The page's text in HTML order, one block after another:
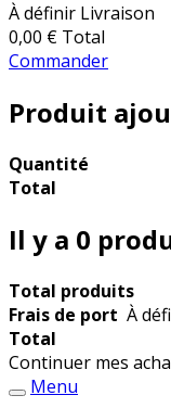
À définir Livraison
0,00 € Total
Commander
Produit
Quantité
Total
Il y a 0
Total produits
Frais de port À
Total
Continuer mes
Menu